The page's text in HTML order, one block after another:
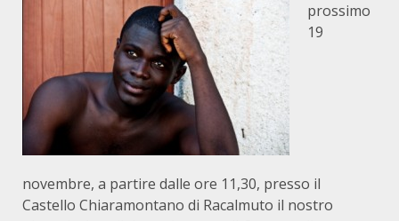
prossimo
19
novembre, a partire dalle ore 11,30, presso il
Castello Chiaramontano di Racalmuto il nostro